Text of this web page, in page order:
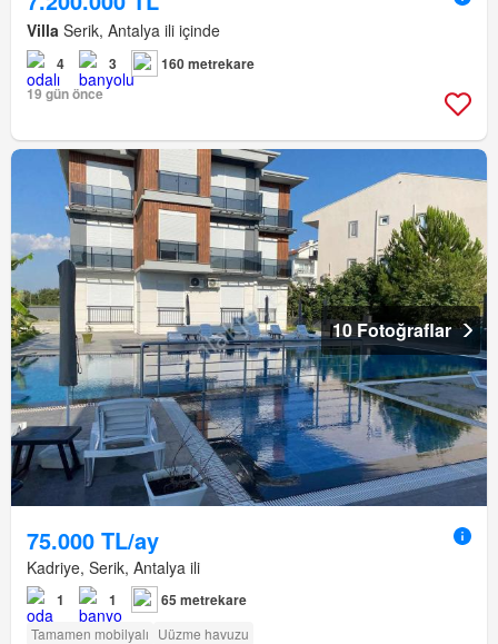
Villa Serik, Antalya ili içinde
4 3
160 metrekare
19 gün önce
10 Fotoğraflar
75.000 TL/ay
Kadriye, Serik, Antalya ili
1 1 65 metrekare
Tamamen mobilyalı Uüzme havuzu